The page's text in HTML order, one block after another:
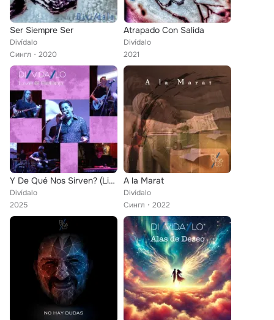
Ser Siempre Ser
Divídalo
Сингл
2020
Atrapado Con Salida
Divídalo
2021
Y De Qué Nos Sirven? (Live)
Divídalo
2025
A la Marat
Divídalo
Сингл
2022